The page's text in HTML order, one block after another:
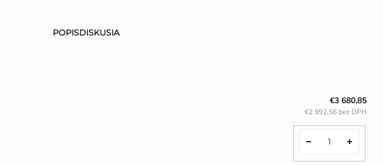
POPISDISKUSIA
€3 680,85
€2 992,56 bez DPH